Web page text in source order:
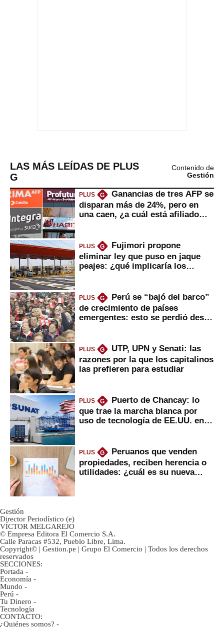
LAS MÁS LEÍDAS DE PLUS
G
Contenido de
Gestión
PLUS G
Ganancias de tres AFP se
disparan más de 24%, pero en
una caen, ¿a cuál está afiliado
PLUS G
Fujimori propone
eliminar ley que puso en jaque
peajes: ¿qué implicaría los
PLUS G
Perú se “bajó del barco”
de crecimiento de países
emergentes: esto se perdió desde
PLUS G
UTP, UPN y Senati: las
razones por la que los capitalinos
las prefieren para estudiar
PLUS G
Puerto de Chancay: lo
que trae la marcha blanca por
uso de tecnología de EE.UU. en
PLUS G
Peruanos que venden
propiedades, reciben herencia o
utilidades: ¿cuál es su nueva
Gestión
Director Periodístico (e)
VÍCTOR MELGAREJO
© Empresa Editora El Comercio S.A.
Calle Paracas #532, Pueblo Libre, Lima.
Copyright© | Gestion.pe | Grupo El Comercio | Todos los derechos
reservados
SECCIONES:
Portada -
Economía -
Mundo -
Perú -
Tu Dinero -
Tecnología
CONTACTO:
¿Quiénes somos? -